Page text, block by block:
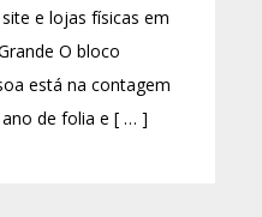
e lojas físicas em
O bloco
está na contagem
de folia e [ … ]